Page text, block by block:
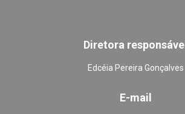
Diretora responsável
Edcéia Pereira Gonçalves
E-mail